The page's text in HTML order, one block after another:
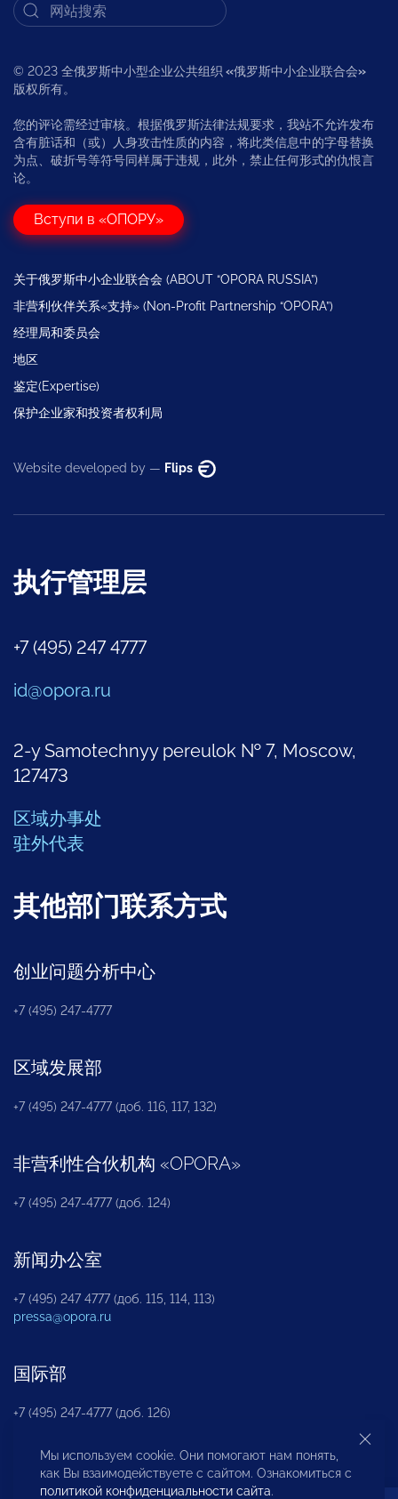
© 2023 全俄罗斯中小型企业公共组织 «俄罗斯中小企业联合会»
版权所有。
您的评论需经过审核。根据俄罗斯法律法规要求，我站不允许发布
含有脏话和（或）人身攻击性质的内容，将此类信息中的字母替换
为点、破折号等符号同样属于违规，此外，禁止任何形式的仇恨言
论。
Вступи в «ОПОРУ»
关于俄罗斯中小企业联合会 (ABOUT “OPORA RUSSIA”)
非营利伙伴关系«支持» (Non-Profit Partnership “OPORA”)
经理局和委员会
地区
鉴定(Expertise)
保护企业家和投资者权利局
Website developed by — Flips
执行管理层
+7 (495) 247 4777
id@opora.ru
2-y Samotechnyy pereulok № 7, Moscow,
127473
区域办事处
驻外代表
其他部门联系方式
创业问题分析中心
+7 (495) 247-4777
区域发展部
+7 (495) 247-4777 (доб. 116, 117, 132)
非营利性合伙机构 «OPORA»
+7 (495) 247-4777 (доб. 124)
新闻办公室
+7 (495) 247 4777 (доб. 115, 114, 113)
pressa@opora.ru
国际部
+7 (495) 247-4777 (доб. 126)
商投权益保护部
Мы используем cookie. Они помогают нам понять,
как Вы взаимодействуете с сайтом. Ознакомиться с
политикой конфиденциальности сайта.